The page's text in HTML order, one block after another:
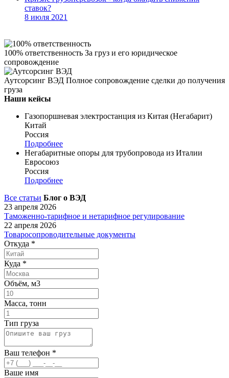
ставок?
8 июля 2021
100% ответственность За груз и его юридическое
сопровождение
Аутсорсинг ВЭД Полное сопровождение сделки до получения
груза
Наши кейсы
Газопоршневая электростанция из Китая (Негабарит)
Китай
Россия
Подробнее
Негабаритные опоры для трубопровода из Италии
Евросоюз
Россия
Подробнее
Все статьи Блог о ВЭД
23 апреля 2026
Таможенно-тарифное и нетарифное регулирование
22 апреля 2026
Товаросопроводительные документы
Откуда *
Куда *
Объём, м3
Масса, тонн
Тип груза
Ваш телефон *
Ваше имя